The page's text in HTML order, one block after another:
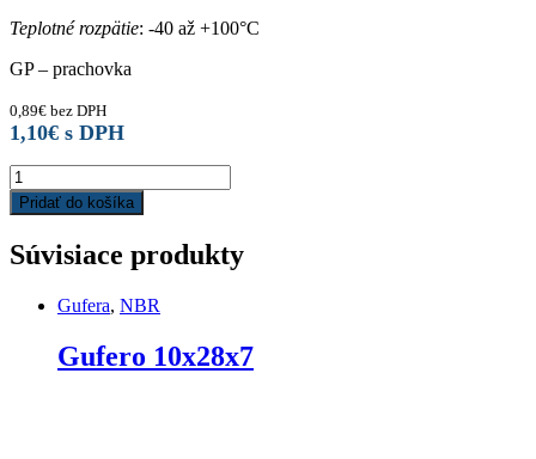
Teplotné rozpätie: -40 až +100°C
GP – prachovka
0,89€ bez DPH
1,10€ s DPH
Gufero
42x62x8
GP
Pridať do košíka
Súvisiace produkty
Gufera, NBR
Gufero 10x28x7